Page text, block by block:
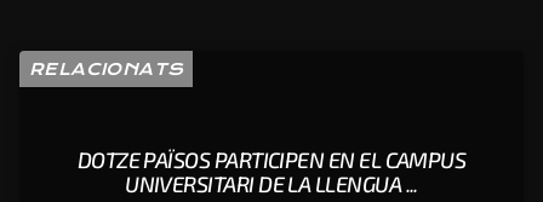
RELACIONATS
DOTZE PAÏSOS PARTICIPEN EN EL CAMPUS
UNIVERSITARI DE LA LLENGUA ...